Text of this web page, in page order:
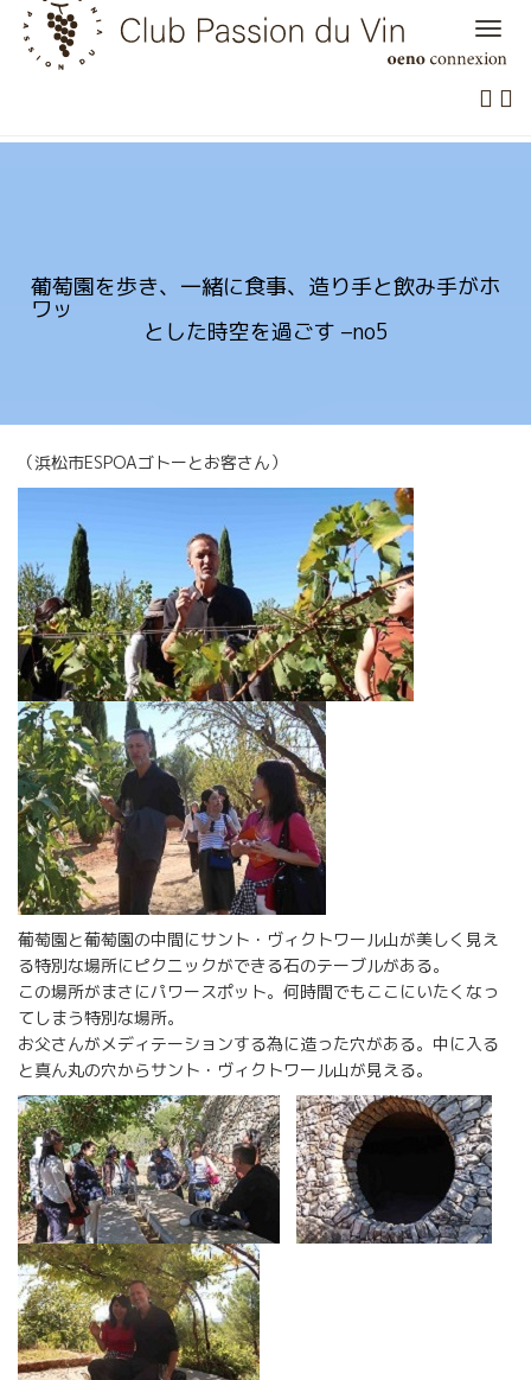
Skip
content
葡萄園を歩き、一緒に食事、造り手と飲み手がホ
ワッ
とした時空を過ごす –no5
（浜松市ESPOAゴトーとお客さん）
葡萄園と葡萄園の中間にサント・ヴィクトワール山が美しく見え
る特別な場所にピクニックができる石のテーブルがある。
この場所がまさにパワースポット。何時間でもここにいたくなっ
てしまう特別な場所。
お父さんがメディテーションする為に造った穴がある。中に入る
と真ん丸の穴からサント・ヴィクトワール山が見える。